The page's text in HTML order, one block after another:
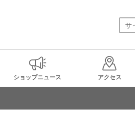
ショップニュース アクセス